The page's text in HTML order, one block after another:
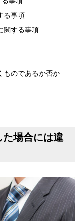
る事項
関する事項
ものであるか否か
場合には違